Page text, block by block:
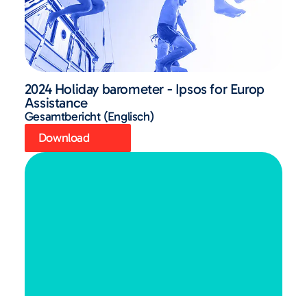
2024 Holiday barometer - Ipsos for Europ
Assistance
Gesamtbericht (Englisch)
Download